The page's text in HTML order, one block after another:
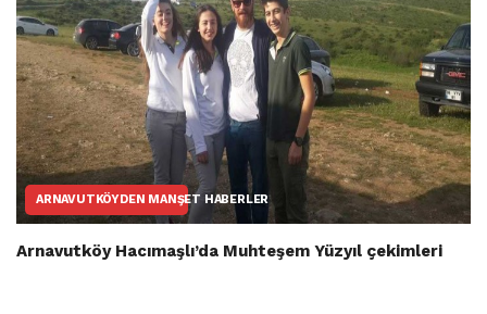
ARNAVUTKÖYDEN MANŞET HABERLER
Arnavutköy Hacımaşlı’da Muhteşem Yüzyıl çekimleri